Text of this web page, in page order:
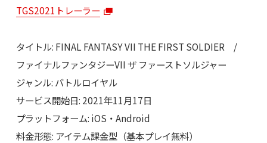
TGS2021トレーラー
タイトル: FINAL FANTASY VII THE FIRST SOLDIER /
ファイナルファンタジーVII ザ ファーストソルジャー
ジャンル: バトルロイヤル
サービス開始日: 2021年11月17日
プラットフォーム: iOS・Android
料金形態: アイテム課金型（基本プレイ無料）